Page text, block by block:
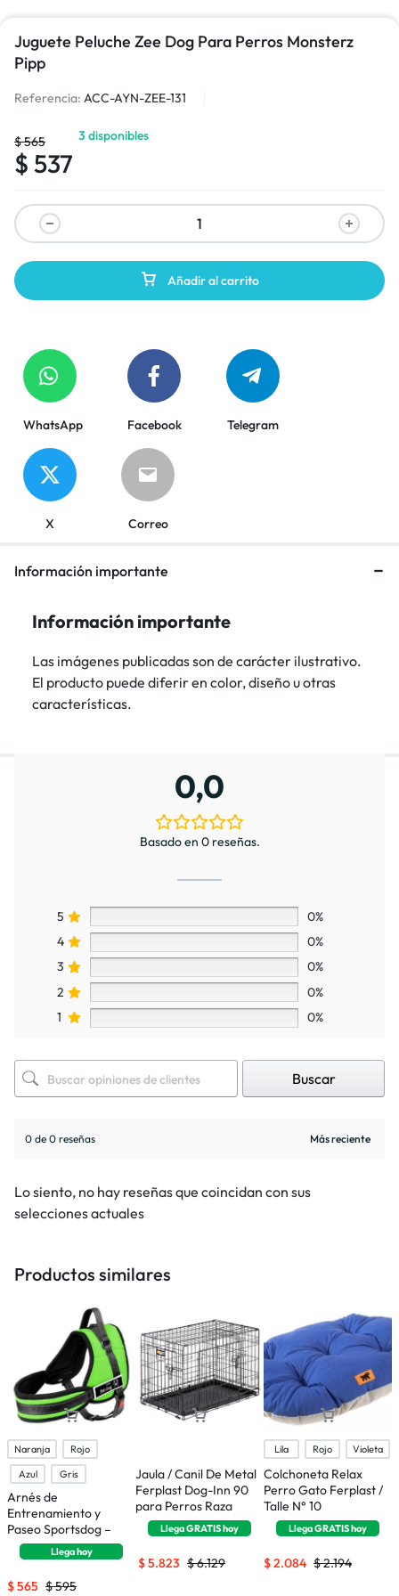
Juguete Peluche Zee Dog Para Perros Monsterz
Pipp
Referencia: ACC-AYN-ZEE-131
$565
$ 537
3 disponibles
Añadir al carrito
WhatsApp Facebook Telegram
X Correo
Información importante
Información importante
Las imágenes publicadas son de carácter ilustrativo.
El producto puede diferir en color, diseño u otras
características.
0,0
Basado en 0 reseñas.
5
0%
4
0%
3
0%
2
0%
1
0%
Buscar
0 de 0 reseñas
Lo siento, no hay reseñas que coincidan con sus
selecciones actuales
Productos similares
Naranja
Rojo
Azul
Gris
Arnés de
Entrenamiento y
Paseo Sportsdog –
Talle S
Llegahoy
$595
$565
Jaula / Canil De Metal
Ferplast Dog-Inn 90
para Perros Raza
Mediana
LlegaGRATIShoy
$6.129
$5.823
Lila Rojo Violeta
Colchoneta Relax
Perro Gato Ferplast /
Talle N° 10
LlegaGRATIShoy
$2.194
$2.084